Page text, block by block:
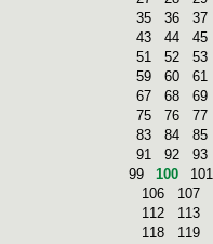
35
36 37
43
44 45
51
52 53
59
60 61
67
68 69
75
76 77
83
84 85
91
92 93
99
100 101
106
107
112
113
118
119